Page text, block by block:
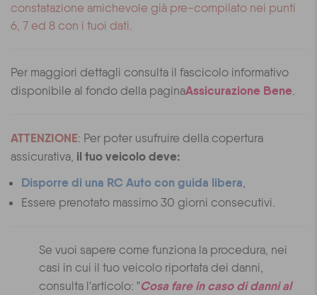
constatazione amichevole già pre-compilato nei punti
6, 7 ed 8 con i tuoi dati.
Per maggiori dettagli consulta il fascicolo informativo
disponibile al fondo della paginaAssicurazione Bene.
ATTENZIONE: Per poter usufruire della copertura
assicurativa, il tuo veicolo deve:
Disporre di una RC Auto con guida libera,
Essere prenotato massimo 30 giorni consecutivi.
Se vuoi sapere come funziona la procedura, nei
casi in cui il tuo veicolo riportata dei danni,
consulta l'articolo: "Cosa fare in caso di danni al